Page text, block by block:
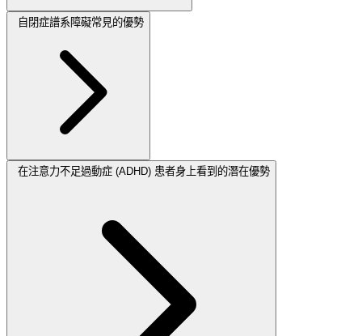
自閉症譜系障礙常見的優勢
在注意力不足過動症 (ADHD) 患者身上看到的潛在優勢